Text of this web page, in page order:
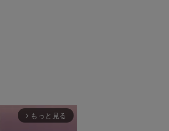
arrow_forward_ios もっと見る